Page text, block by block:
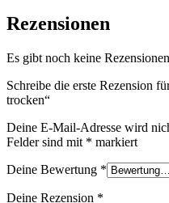
Rezensionen
Es gibt noch keine
Schreibe die erste Rezension
trocken“
Deine E-Mail-Adresse wird
Felder sind mit * markiert
Deine Bewertung *
Deine Rezension *